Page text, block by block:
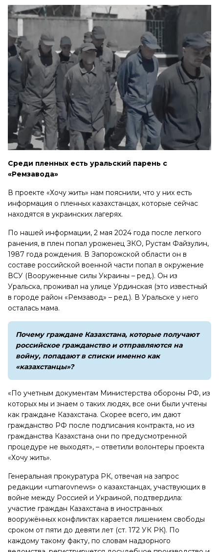
Среди пленных есть уральский парень с
«Ремзавода»
В проекте «Хочу жить» нам пояснили, что у них есть
информация о пленных казахстанцах, которые сейчас
находятся в украинских лагерях.
По нашей информации, 2 мая 2024 года после легкого
ранения, в плен попал уроженец ЗКО, Рустам Файзулин,
1987 года рождения. В Запорожской области он в
составе российской военной части попал в окружение
ВСУ (Вооруженные силы Украины – ред.). Он из
Уральска, проживал на улице Урдинская (это известный
в городе район «Ремзавод» – ред.). В Уральске у него
осталась мама.
Почему граждане Казахстана, которые получают
российское гражданство и отправляются на
войну, попадают в списки именно как
«казахстанцы»?
«По учетным документам Министерства обороны РФ, из
которых мы и знаем о таких людях, все они были учтены
как граждане Казахстана. Скорее всего, им дают
гражданство РФ после подписания контракта, но из
гражданства Казахстана они по предусмотренной
процедуре не выходят», – ответили волонтеры проекта
«Хочу жить».
Генеральная прокуратура РК, отвечая на запрос
редакции «umarovnews» о казахстанцах, участвующих в
войне между Россией и Украиной, подтвердила:
участие граждан Казахстана в иностранных
вооружённых конфликтах карается лишением свободы
сроком от пяти до девяти лет (ст. 172 УК РК). По
каждому такому факту, по словам надзорного